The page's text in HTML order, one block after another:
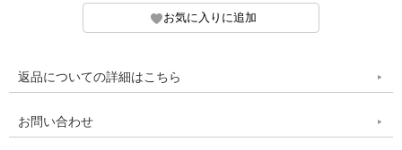
返品についての詳細はこちら
お問い合わせ